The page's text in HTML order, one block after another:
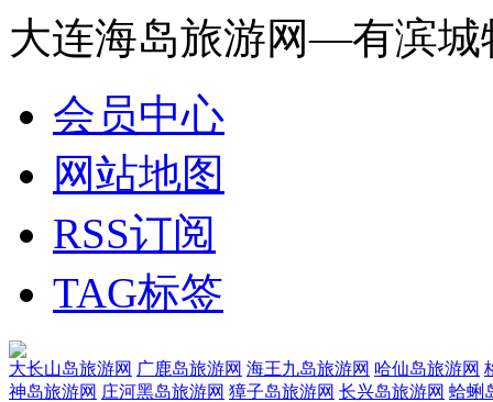
大连海岛旅游网—有滨城
会员中心
网站地图
RSS订阅
TAG标签
大长山岛旅游网 广鹿岛旅游网 海王九岛旅游网 哈仙岛旅游网
神岛旅游网 庄河黑岛旅游网 獐子岛旅游网 长兴岛旅游网 蛤蜊